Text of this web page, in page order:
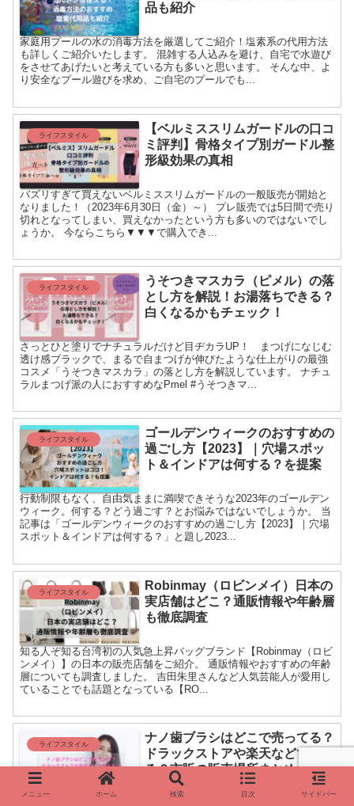
品も紹介
家庭用プールの水の消毒方法を厳選してご紹介！塩素系の代用方法
も詳しくご紹介いたします。 混雑する人込みを避け、自宅で水遊び
をさせてあげたいと考えている方も多いと思います。 そんな中、よ
り安全なプール遊びを求め、ご自宅のプールでも...
ライフスタイル
【ベルミススリムガードルの口コ
ミ評判】骨格タイプ別ガードル整
形級効果の真相
バズリすぎて買えないベルミススリムガードルの一般販売が開始と
なりました！（2023年6月30日（金）～） プレ販売では5日間で売り
切れとなってしまい、買えなかったという方も多いのではないでし
ょうか。 今ならこちら▼▼▼で購入でき...
ライフスタイル
うそつきマスカラ（ピメル）の落
とし方を解説！お湯落ちできる？
白くなるかもチェック！
さっとひと塗りでナチュラルだけど目ヂカラUP！ まつげになじむ
透け感ブラックで、まるで自まつげが伸びたような仕上がりの最強
コスメ「うそつきマスカラ」の落とし方を解説しています。 ナチュ
ラルまつげ派の人におすすめなPmel #うそつきマ...
ライフスタイル
ゴールデンウィークのおすすめの
過ごし方【2023】｜穴場スポッ
ト＆インドアは何する？を提案
行動制限もなく、自由気ままに満喫できそうな2023年のゴールデン
ウィーク。何する？どう過ごす？とお悩みではないでしょうか。 当
記事は「ゴールデンウィークのおすすめの過ごし方【2023】｜穴場
スポット＆インドアは何する？」と題し2023...
ライフスタイル
Robinmay（ロビンメイ）日本の
実店舗はどこ？通販情報や年齢層
も徹底調査
知る人ぞ知る台湾初の人気急上昇バッグブランド【Robinmay（ロビ
ンメイ）】の日本の販売店舗をご紹介。 通販情報やおすすめの年齢
層についても調査しました。 吉田朱里さんなど人気芸能人が愛用し
ていることでも話題となっている【RO...
ライフスタイル
ナノ歯ブラシはどこで売ってる？
ドラックストアや楽天などで買え
る？市販の販売場所まとめ
メニュー ホーム 検索 目次 サイドバー